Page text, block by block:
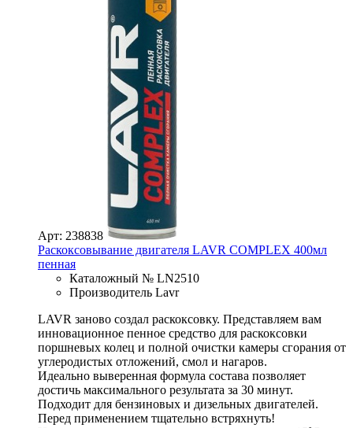
Арт: 238838
Раскоксовывание двигателя LAVR COMPLEX 400мл
пенная
Каталожный № LN2510
Производитель Lavr
LAVR заново создал раскоксовку. Представляем вам
инновационное пенное средство для раскоксовки
поршневых колец и полной очистки камеры сгорания от
углеродистых отложений, смол и нагаров.
Идеально выверенная формула состава позволяет
достичь максимального результата за 30 минут.
Подходит для бензиновых и дизельных двигателей.
Перед применением тщательно встряхнуть!